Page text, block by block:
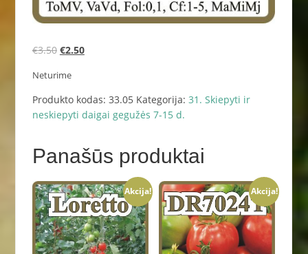
€3.50 Original
was:
€3.50.
€2.50Current
€2.50.
Neturime
Produkto kodas: 33.05 Kategorija: 31. Skiepyti ir
neskiepyti daigai gegužės 7-15 d.
Panašūs produktai
Akcija! Akcija!